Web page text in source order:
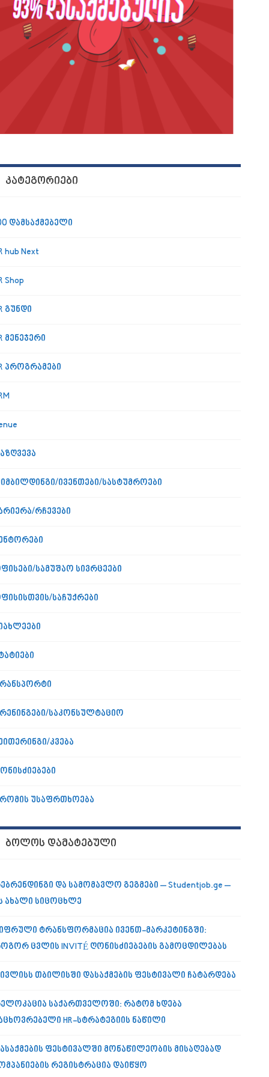
საუკეთესო დამსაქმებლად”
ᲙᲐᲢᲔᲒᲝᲠᲘᲔᲑᲘ
დამსაქმებელი
hub Next
Shop
გუნდი
მენეჯერი
პროგრამები
ივენთები/სასტუმროები
რჩევები
სამუშაო სივრცეები
საჩუქრები
საკონსულტაციო
კვება
უსაფრთხოება
ᲑᲝᲚᲝᲡ ᲓᲐᲛᲐᲢᲔᲑᲣᲚᲘ
და სამომავლო გეგმები – Studentjob.ge –
ახალი სიცოცხლე
ტრანსფორმაცია ივენთ-მარკეტინგში:
ცვლის INVITÉ ღონისძიებების გამოცდილებას
თბილისში დასაქმების ფესტივალი ჩატარდება
საქართველოში: რატომ ხდება
HR-სტრატეგიის ნაწილი
ფესტივალში მონაწილეობის მისაღებად
რეგისტრაცია დაიწყო